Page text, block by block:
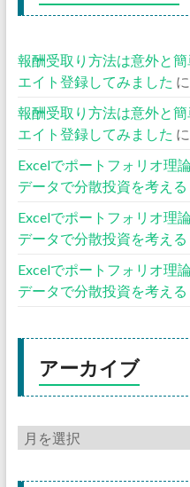
報酬受取り方法は意外と
エイト登録してみました に
報酬受取り方法は意外と
エイト登録してみました に
Excelでポートフォリオ理
データで分散投資を考える
Excelでポートフォリオ理
データで分散投資を考える
Excelでポートフォリオ理
データで分散投資を考える
アーカイブ